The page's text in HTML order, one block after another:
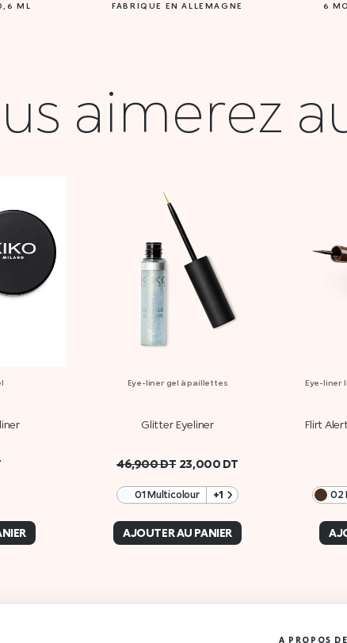
ML FABRIQUE EN ALLEMAGNE 6
aimerez
Eye-liner gel à paillettes
Glitter Eyeliner
46,900DT
initial
était :
46,900 DT.
23,000 DT
01 Multicolour +1
AJOUTER AU PANIER
Eye-liner
Flirt
02
A PROPOS